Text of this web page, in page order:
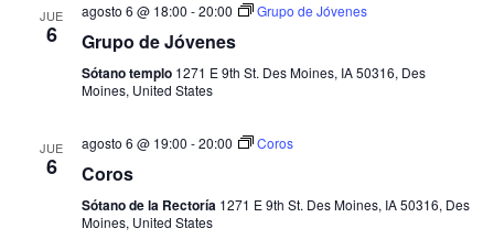
de
JUE
6
agosto 6 @ 18:00 -20:00 Grupo de Jóvenes
Grupo de Jóvenes
Sótano templo 1271 E 9th St. Des Moines, IA 50316, Des
Moines, United States
JUE
6
agosto 6 @ 19:00 -20:00 Coros
Coros
Sótano de la Rectoría 1271 E 9th St. Des Moines, IA 50316, Des
Moines, United States